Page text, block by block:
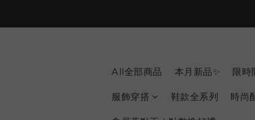
All全部商品 本月新品✨ 限時
服飾穿搭 鞋款全系列 時尚